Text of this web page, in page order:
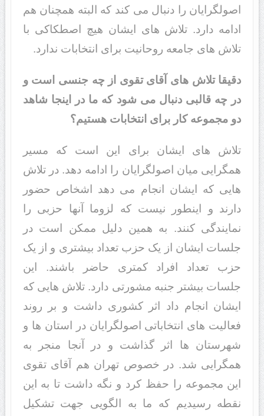
اصولگرایان را دنبال می کند که البته همچنان هم
ادامه دارد. تلاش های ایشان هیچ اصطکاکی با
تلاش های جامعه روحانیت برای انتخابات ندارد.
دقیقا تلاش های آقای تقوی از چه جنسی است و
در چه قالبی دنبال می شود که ما در اینجا شاهد
دو مجموعه کار برای انتخابات هستیم؟
تلاش های ایشان برای این است که مسیر
همگرایی میان اصولگرایان را ادامه دهد. در تلاش
هایی که ایشان انجام می دهد اشخاص حضور
دارند و اینطور نیست که لزوما آنها حزبی را
نمایندگی کنند. به همین دلیل ممکن است در
جلسات ایشان از یک حزب تعداد بیشتری و از یک
حزب تعداد افراد کمتری حاضر باشند. این
جلسات بیشتر جنبه مشورتی دارد. تلاش هایی که
ایشان انجام داد اثر کشوری داشت و بر روند
فعالیت های انتخاباتی اصولگرایان در استان ها و
شهرستان ها اثر گذاشت و در آنجا منجر به
همگرایی شد. در خصوص تهران هم آقای تقوی
این مجموعه را حفظ کرد و نگه داشت تا به این
نقطه رسیدیم که ما به الگویی جهت تشکیل